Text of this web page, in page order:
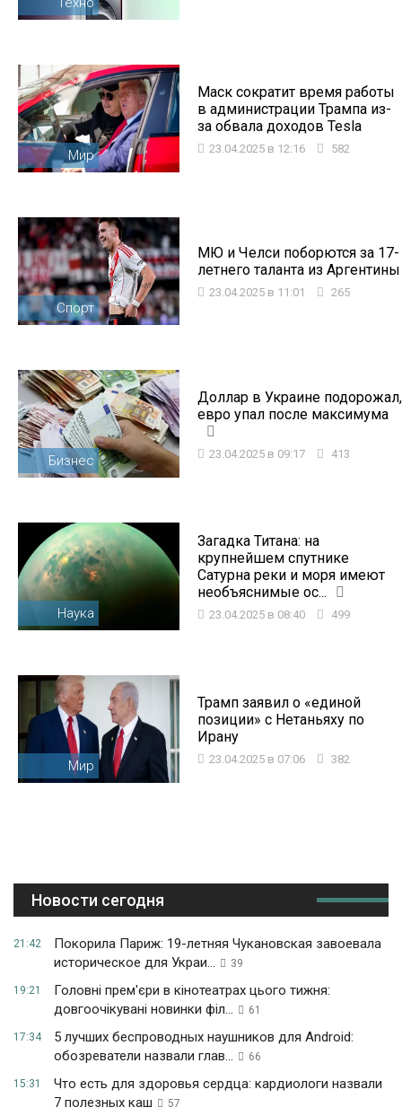
Мир
Маск сократит время работы
в администрации Трампа из-
за обвала доходов Tesla
23.04.2025 в 12:16 582
Спорт
МЮ и Челси поборются за 17-
летнего таланта из Аргентины
23.04.2025 в 11:01 265
Бизнес
Доллар в Украине подорожал,
евро упал после максимума
23.04.2025 в 09:17 413
Наука
Загадка Титана: на
крупнейшем спутнике
Сатурна реки и моря имеют
необъяснимые ос...
23.04.2025 в 08:40 499
Мир
Трамп заявил о «единой
позиции» с Нетаньяху по
Ирану
23.04.2025 в 07:06 382
Новости сегодня
21:42
Покорила Париж: 19-летняя Чукановская завоевала
историческое для Украи...
39
19:21
Головні прем'єри в кінотеатрах цього тижня:
довгоочікувані новинки філ...
61
17:34
5 лучших беспроводных наушников для Android:
обозреватели назвали глав...
66
15:31
Что есть для здоровья сердца: кардиологи назвали
7 полезных каш
57